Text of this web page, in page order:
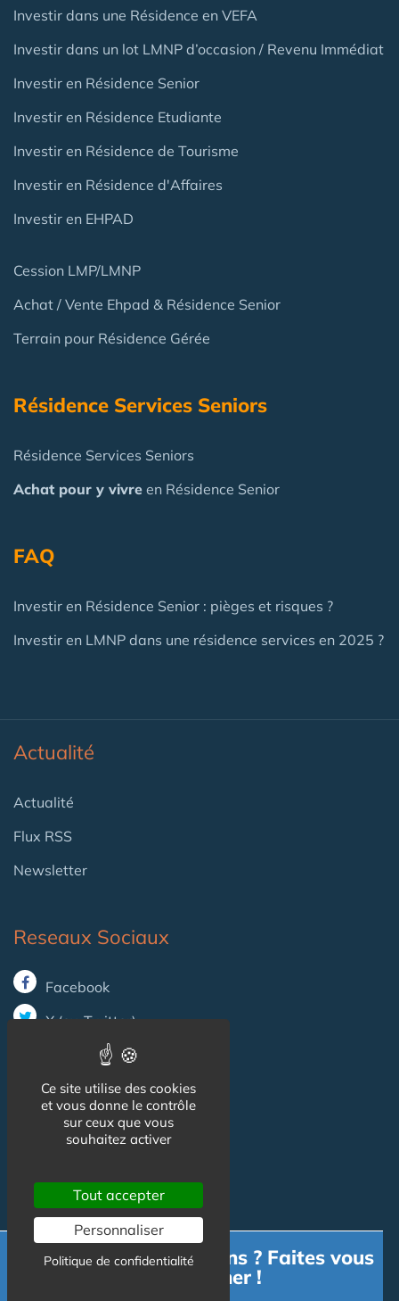
Investir dans une Résidence en VEFA
Investir dans un lot LMNP d’occasion / Revenu Immédiat
Investir en Résidence Senior
Investir en Résidence Etudiante
Investir en Résidence de Tourisme
Investir en Résidence d'Affaires
Investir en EHPAD
Cession LMP/LMNP
Achat / Vente Ehpad & Résidence Senior
Terrain pour Résidence Gérée
Résidence Services Seniors
Résidence Services Seniors
Achat pour y vivre en Résidence Senior
FAQ
Investir en Résidence Senior : pièges et risques ?
Investir en LMNP dans une résidence services en 2025 ?
Actualité
Actualité
Flux RSS
Newsletter
Reseaux Sociaux
Facebook
X (ex-Twitter)
Informations
Mentions légales
CGU
Contact
Besoin d'informations ? Faites vous
accompagner !
Ce site utilise des cookies
et vous donne le contrôle
sur ceux que vous
souhaitez activer
Tout accepter
Personnaliser
Politique de confidentialité